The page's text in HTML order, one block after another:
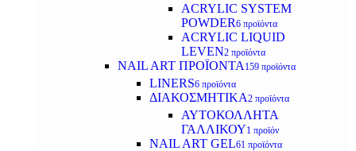
ACRYLIC SYSTEM
POWDER6 προϊόντα
ACRYLIC LIQUID
LEVEN2 προϊόντα
NAIL ART ΠΡΟΪΟΝΤΑ 159 προϊόντα
LINERS6 προϊόντα
ΔΙΑΚΟΣΜΗΤΙΚΑ2 προϊόντα
ΑΥΤΟΚΟΛΛΗΤΑ
ΓΑΛΛΙΚΟΥ1 προϊόν
NAIL ART GEL61 προϊόντα